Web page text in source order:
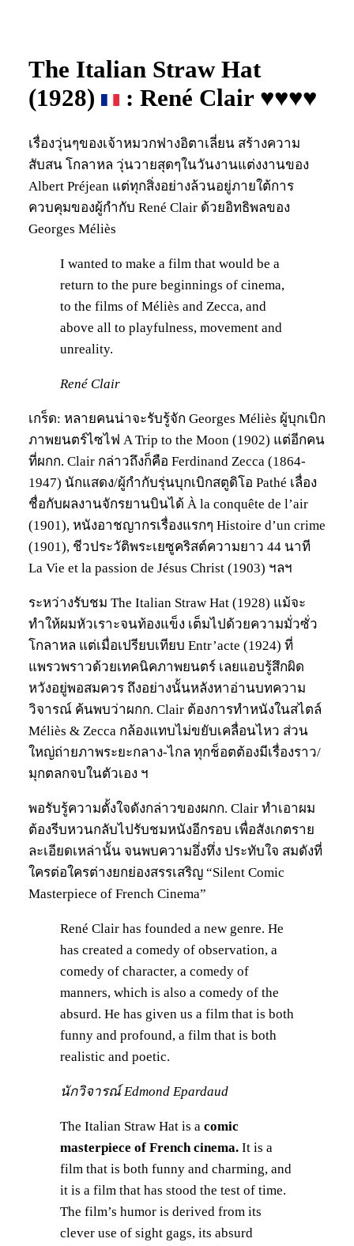
The Italian Straw Hat
(1928)
: René Clair ♥♥♥♥
เรื่องวุ่นๆของเจ้าหมวกฟางอิตาเลี่ยน สร้างความ
สับสน โกลาหล วุ่นวายสุดๆในวันงานแต่งงานของ
Albert Préjean แต่ทุกสิ่งอย่างล้วนอยู่ภายใต้การ
ควบคุมของผู้กำกับ René Clair ด้วยอิทธิพลของ
Georges Méliès
I wanted to make a film that would be a
return to the pure beginnings of cinema,
to the films of Méliès and Zecca, and
above all to playfulness, movement and
unreality.
René Clair
เกร็ด: หลายคนน่าจะรับรู้จัก Georges Méliès ผู้บุกเบิก
ภาพยนตร์ไซไฟ A Trip to the Moon (1902) แต่อีกคน
ที่ผกก. Clair กล่าวถึงก็คือ Ferdinand Zecca (1864-
1947) นักแสดง/ผู้กำกับรุ่นบุกเบิกสตูดิโอ Pathé เลื่อง
ชื่อกับผลงานจักรยานบินได้ À la conquête de l’air
(1901), หนังอาชญากรเรื่องแรกๆ Histoire d’un crime
(1901), ชีวประวัติพระเยซูคริสต์ความยาว 44 นาที
La Vie et la passion de Jésus Christ (1903) ฯลฯ
ระหว่างรับชม The Italian Straw Hat (1928) แม้จะ
ทำให้ผมหัวเราะจนท้องแข็ง เต็มไปด้วยความมั่วซั่ว
โกลาหล แต่เมื่อเปรียบเทียบ Entr’acte (1924) ที่
แพรวพราวด้วยเทคนิคภาพยนตร์ เลยแอบรู้สึกผิด
หวังอยู่พอสมควร ถึงอย่างนั้นหลังหาอ่านบทความ
วิจารณ์ ค้นพบว่าผกก. Clair ต้องการทำหนังในสไตล์
Méliès & Zecca กล้องแทบไม่ขยับเคลื่อนไหว ส่วน
ใหญ่ถ่ายภาพระยะกลาง-ไกล ทุกช็อตต้องมีเรื่องราว/
มุกตลกจบในตัวเอง ฯ
พอรับรู้ความตั้งใจดังกล่าวของผกก. Clair ทำเอาผม
ต้องรีบหวนกลับไปรับชมหนังอีกรอบ เพื่อสังเกตราย
ละเอียดเหล่านั้น จนพบความอึ่งทึ่ง ประทับใจ สมดังที่
ใครต่อใครต่างยกย่องสรรเสริญ “Silent Comic
Masterpiece of French Cinema”
René Clair has founded a new genre. He
has created a comedy of observation, a
comedy of character, a comedy of
manners, which is also a comedy of the
absurd. He has given us a film that is both
funny and profound, a film that is both
realistic and poetic.
นักวิจารณ์ Edmond Epardaud
The Italian Straw Hat is a comic
masterpiece of French cinema. It is a
film that is both funny and charming, and
it is a film that has stood the test of time.
The film’s humor is derived from its
clever use of sight gags, its absurd